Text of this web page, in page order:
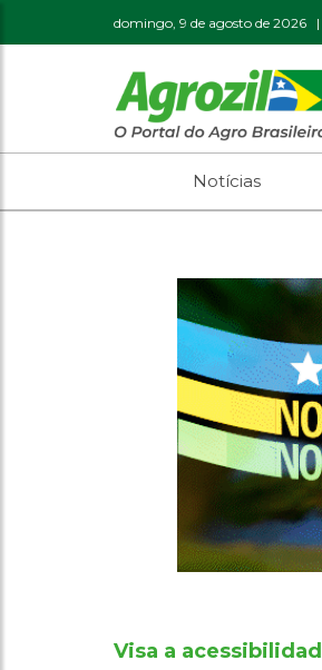
domingo, 9 de agosto de 2026 |
Notícias
Visa a